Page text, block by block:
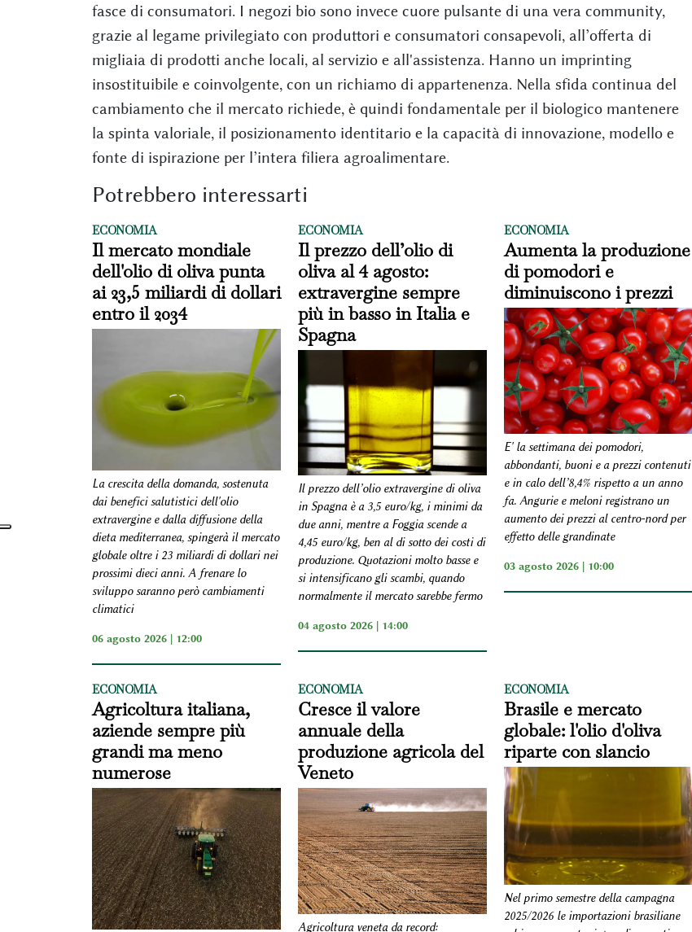
fasce di consumatori. I negozi bio sono invece cuore pulsante di una vera community,
grazie al legame privilegiato con produttori e consumatori consapevoli, all’offerta di
migliaia di prodotti anche locali, al servizio e all'assistenza. Hanno un imprinting
insostituibile e coinvolgente, con un richiamo di appartenenza. Nella sfida continua del
cambiamento che il mercato richiede, è quindi fondamentale per il biologico mantenere
la spinta valoriale, il posizionamento identitario e la capacità di innovazione, modello e
fonte di ispirazione per l’intera filiera agroalimentare.
Potrebbero interessarti
ECONOMIA
Il mercato mondiale
dell'olio di oliva punta
ai 23,5 miliardi di dollari
entro il 2034
La crescita della domanda, sostenuta
dai benefici salutistici dell'olio
extravergine e dalla diffusione della
dieta mediterranea, spingerà il mercato
globale oltre i 23 miliardi di dollari nei
prossimi dieci anni. A frenare lo
sviluppo saranno però cambiamenti
climatici
06 agosto 2026 | 12:00
ECONOMIA
Il prezzo dell’olio di
oliva al 4 agosto:
extravergine sempre
più in basso in Italia e
Spagna
Il prezzo dell’olio extravergine di oliva
in Spagna è a 3,5 euro/kg, i minimi da
due anni, mentre a Foggia scende a
4,45 euro/kg, ben al di sotto dei costi di
produzione. Quotazioni molto basse e
si intensificano gli scambi, quando
normalmente il mercato sarebbe fermo
04 agosto 2026 | 14:00
ECONOMIA
Aumenta la produzione
di pomodori e
diminuiscono i prezzi
E' la settimana dei pomodori,
abbondanti, buoni e a prezzi contenuti
e in calo dell’8,4% rispetto a un anno
fa. Angurie e meloni registrano un
aumento dei prezzi al centro-nord per
effetto delle grandinate
03 agosto 2026 | 10:00
ECONOMIA
Agricoltura italiana,
aziende sempre più
grandi ma meno
numerose
ECONOMIA
Cresce il valore
annuale della
produzione agricola del
Veneto
Agricoltura veneta da record:
ECONOMIA
Brasile e mercato
globale: l'olio d'oliva
riparte con slancio
Nel primo semestre della campagna
2025/2026 le importazioni brasiliane